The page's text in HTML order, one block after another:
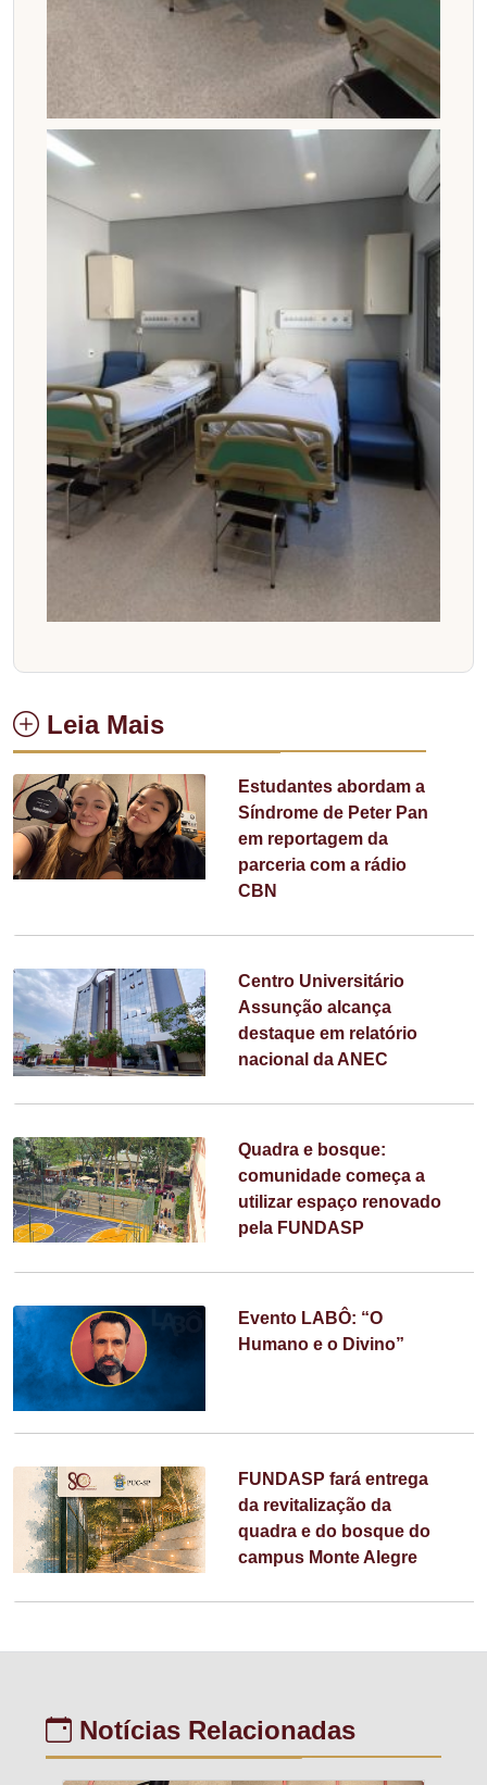
Leia Mais
Estudantes abordam a
Síndrome de Peter Pan
em reportagem da
parceria com a rádio
CBN
Centro Universitário
Assunção alcança
destaque em relatório
nacional da ANEC
Quadra e bosque:
comunidade começa a
utilizar espaço renovado
pela FUNDASP
Evento LABÔ: “O
Humano e o Divino”
FUNDASP fará entrega
da revitalização da
quadra e do bosque do
campus Monte Alegre
Notícias Relacionadas